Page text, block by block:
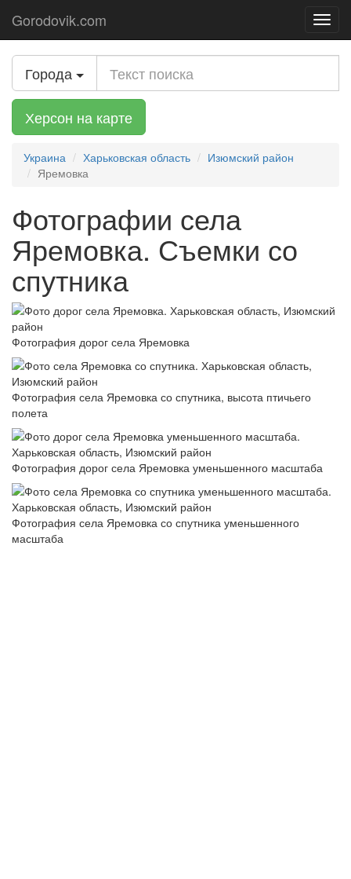
Gorodovik.com
Города
Херсон на карте
Украина Харьковская область
Изюмский район
Яремовка
Фотографии села
Яремовка. Съемки со
спутника
Фотография дорог села Яремовка
Фотография села Яремовка со спутника, высота птичьего
полета
Фотография дорог села Яремовка уменьшенного масштаба
Фотография села Яремовка со спутника уменьшенного
масштаба